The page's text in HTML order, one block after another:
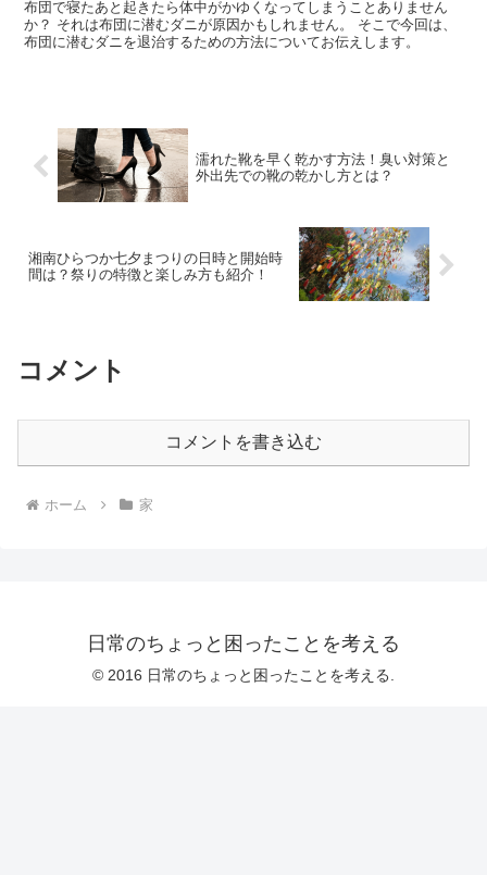
布団で寝たあと起きたら体中がかゆくなってしまうことありません
か？ それは布団に潜むダニが原因かもしれません。 そこで今回は、
布団に潜むダニを退治するための方法についてお伝えします。
濡れた靴を早く乾かす方法！臭い対策と
外出先での靴の乾かし方とは？
湘南ひらつか七夕まつりの日時と開始時
間は？祭りの特徴と楽しみ方も紹介！
コメント
コメントを書き込む
ホーム 家
日常のちょっと困ったことを考える
© 2016 日常のちょっと困ったことを考える.